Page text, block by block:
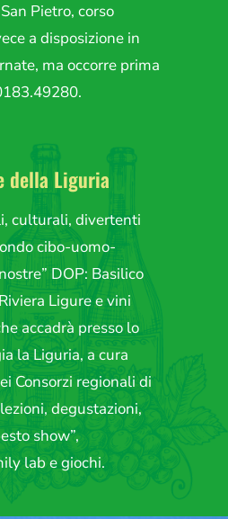
Pietro, corso
a disposizione in
ma occorre prima
della Liguria
culturali, divertenti
cibo-uomo-
DOP: Basilico
Ligure e vini
accadrà presso lo
la Liguria, a cura
Consorzi regionali di
degustazioni,
show”,
lab e giochi.